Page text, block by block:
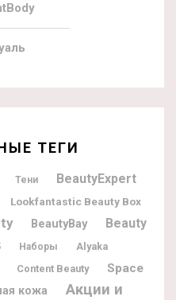
ТЕГИ
Тени BeautyExpert
Lookfantastic Beauty Box
BeautyBay
Beauty
Наборы Alyaka
Content Beauty
Space
кожа
Акции и